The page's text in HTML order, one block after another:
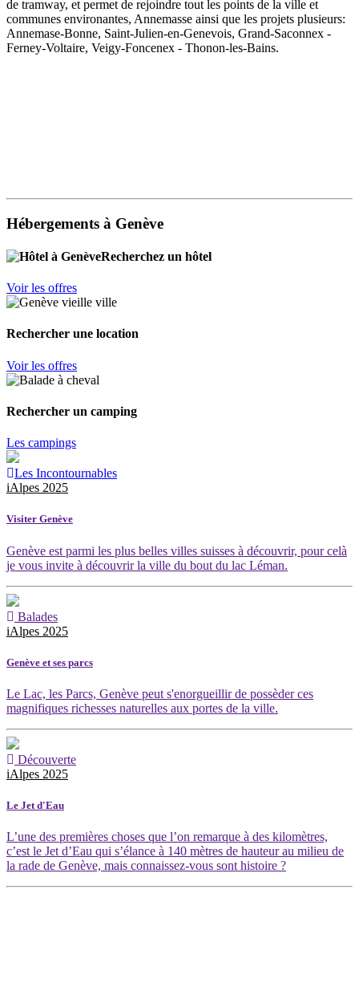
de tramway, et permet de rejoindre tout les points de la ville et
communes environantes, Annemasse ainsi que les projets plusieurs:
Annemase-Bonne, Saint-Julien-en-Genevois, Grand-Saconnex -
Ferney-Voltaire, Veigy-Foncenex - Thonon-les-Bains.
Hébergements à Genève
Recherchez un hôtel
Voir les offres
Rechercher une location
Voir les offres
Rechercher un camping
Les campings
Les Incontournables
iAlpes 2025
Visiter Genève
Genève est parmi les plus belles villes suisses à découvrir, pour celà
je vous invite à découvrir la ville du bout du lac Léman.
Balades
iAlpes 2025
Genève et ses parcs
Le Lac, les Parcs, Genève peut s'enorgueillir de possèder ces
magnifiques richesses naturelles aux portes de la ville.
Découverte
iAlpes 2025
Le Jet d'Eau
L’une des premières choses que l’on remarque à des kilomètres,
c’est le Jet d’Eau qui s’élance à 140 mètres de hauteur au milieu de
la rade de Genève, mais connaissez-vous sont histoire ?